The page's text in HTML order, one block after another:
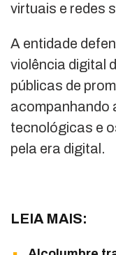
virtuais e redes
A entidade
violência digital
públicas de
acompanhando
tecnológicas e
pela era digital.
LEIA MAIS: